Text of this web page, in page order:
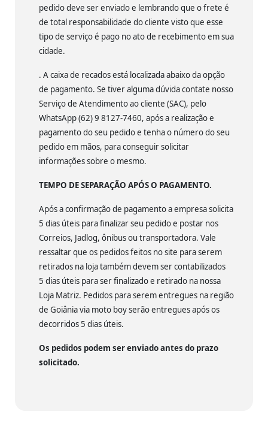
pedido deve ser enviado e lembrando que o frete é
de total responsabilidade do cliente visto que esse
tipo de serviço é pago no ato de recebimento em sua
cidade.
. A caixa de recados está localizada abaixo da opção
de pagamento. Se tiver alguma dúvida contate nosso
Serviço de Atendimento ao cliente (SAC), pelo
WhatsApp (62) 9 8127-7460, após a realização e
pagamento do seu pedido e tenha o número do seu
pedido em mãos, para conseguir solicitar
informações sobre o mesmo.
TEMPO DE SEPARAÇÃO APÓS O PAGAMENTO.
Após a confirmação de pagamento a empresa solicita
5 dias úteis para finalizar seu pedido e postar nos
Correios, Jadlog, ônibus ou transportadora. Vale
ressaltar que os pedidos feitos no site para serem
retirados na loja também devem ser contabilizados
5 dias úteis para ser finalizado e retirado na nossa
Loja Matriz. Pedidos para serem entregues na região
de Goiânia via moto boy serão entregues após os
decorridos 5 dias úteis.
Os pedidos podem ser enviado antes do prazo
solicitado.